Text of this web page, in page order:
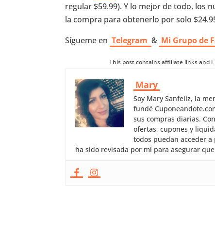
regular $59.99). Y lo mejor de todo, los
la compra para obtenerlo por solo
Sígueme en Telegram & Mi Grupo de
This post contains affiliate links and I
Mary
Soy Mary Sanfeliz, la
fundé
sus compras diarias.
ofertas, cupones y
todos puedan acceder
ha sido revisada por mí para asegurar